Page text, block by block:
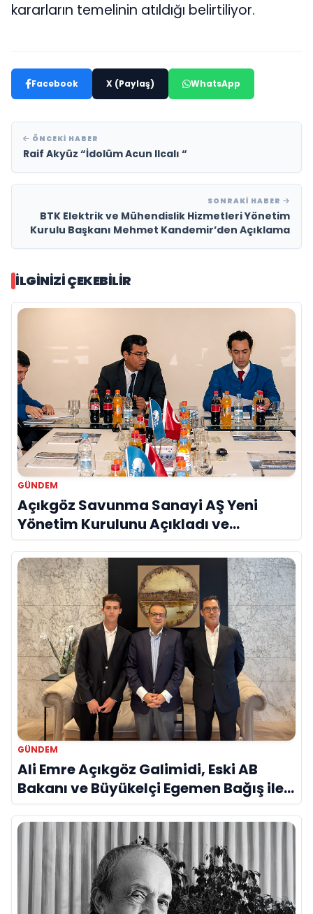
kararların temelinin atıldığı belirtiliyor.
Facebook X (Paylaş) WhatsApp
ÖNCEKI HABER
Raif Akyüz “İdolüm Acun Ilcalı “
SONRAKI HABER
BTK Elektrik ve Mühendislik Hizmetleri Yönetim
Kurulu Başkanı Mehmet Kandemir’den Açıklama
İLGINIZI ÇEKEBILIR
GÜNDEM
Açıkgöz Savunma Sanayi AŞ Yeni
Yönetim Kurulunu Açıkladı ve
Savunma Sanayinde Küresel Vizyon
Vurgusu
GÜNDEM
Ali Emre Açıkgöz Galimidi, Eski AB
Bakanı ve Büyükelçi Egemen Bağış ile
Bir Araya Geldi